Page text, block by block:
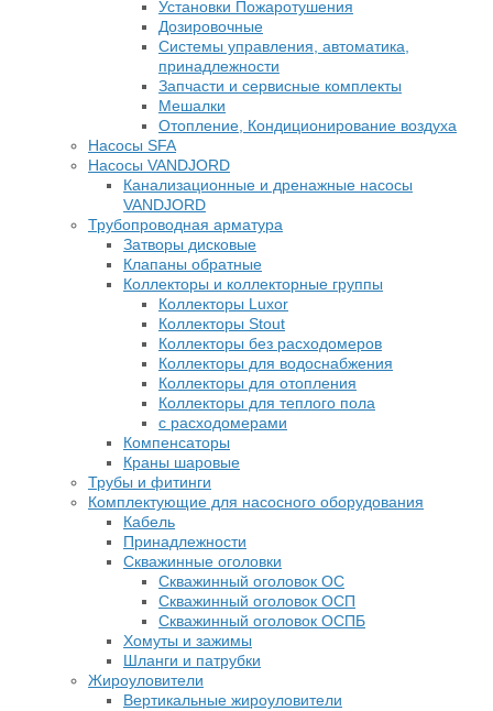
Установки Пожаротушения
Дозировочные
Системы управления, автоматика,
принадлежности
Запчасти и сервисные комплекты
Мешалки
Отопление, Кондиционирование воздуха
Насосы SFA
Насосы VANDJORD
Канализационные и дренажные насосы
VANDJORD
Трубопроводная арматура
Затворы дисковые
Клапаны обратные
Коллекторы и коллекторные группы
Коллекторы Luxor
Коллекторы Stout
Коллекторы без расходомеров
Коллекторы для водоснабжения
Коллекторы для отопления
Коллекторы для теплого пола
с расходомерами
Компенсаторы
Краны шаровые
Трубы и фитинги
Комплектующие для насосного оборудования
Кабель
Принадлежности
Скважинные оголовки
Скважинный оголовок ОС
Скважинный оголовок ОСП
Скважинный оголовок ОСПБ
Хомуты и зажимы
Шланги и патрубки
Жироуловители
Вертикальные жироуловители